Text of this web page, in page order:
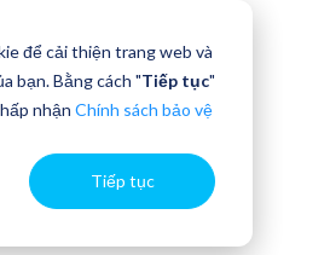
để cải thiện trang web và
bạn. Bằng cách "Tiếp tục"
nhận Chính sách bảo vệ
Tiếp tục